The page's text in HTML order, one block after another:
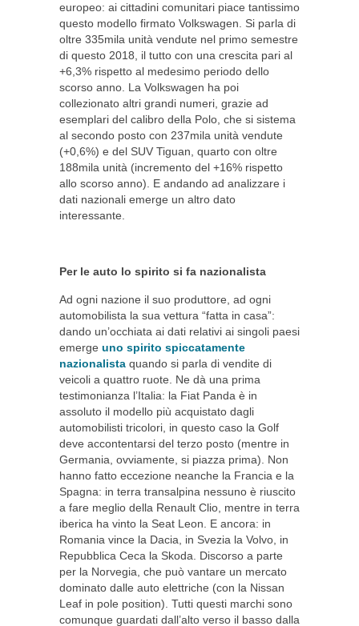
europeo: ai cittadini comunitari piace tantissimo
questo modello firmato Volkswagen. Si parla di
oltre 335mila unità vendute nel primo semestre
di questo 2018, il tutto con una crescita pari al
+6,3% rispetto al medesimo periodo dello
scorso anno. La Volkswagen ha poi
collezionato altri grandi numeri, grazie ad
esemplari del calibro della Polo, che si sistema
al secondo posto con 237mila unità vendute
(+0,6%) e del SUV Tiguan, quarto con oltre
188mila unità (incremento del +16% rispetto
allo scorso anno). E andando ad analizzare i
dati nazionali emerge un altro dato
interessante.
Per le auto lo spirito si fa nazionalista
Ad ogni nazione il suo produttore, ad ogni
automobilista la sua vettura “fatta in casa”:
dando un’occhiata ai dati relativi ai singoli paesi
emerge uno spirito spiccatamente
nazionalista quando si parla di vendite di
veicoli a quattro ruote. Ne dà una prima
testimonianza l’Italia: la Fiat Panda è in
assoluto il modello più acquistato dagli
automobilisti tricolori, in questo caso la Golf
deve accontentarsi del terzo posto (mentre in
Germania, ovviamente, si piazza prima). Non
hanno fatto eccezione neanche la Francia e la
Spagna: in terra transalpina nessuno è riuscito
a fare meglio della Renault Clio, mentre in terra
iberica ha vinto la Seat Leon. E ancora: in
Romania vince la Dacia, in Svezia la Volvo, in
Repubblica Ceca la Skoda. Discorso a parte
per la Norvegia, che può vantare un mercato
dominato dalle auto elettriche (con la Nissan
Leaf in pole position). Tutti questi marchi sono
comunque guardati dall’alto verso il basso dalla